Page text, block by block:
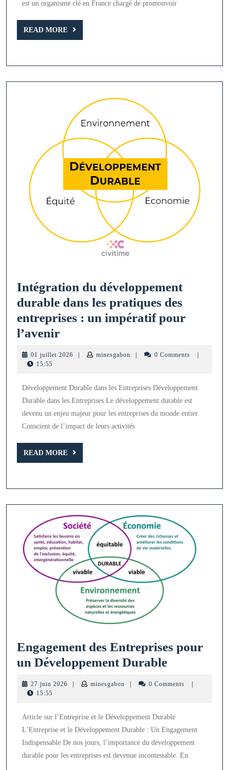
la
transition
en
France
est un organisme clé en France chargé de promouvoir
READ MORE
READ
MORE
Intégration du développement
durable dans les pratiques des
entreprises : un impératif pour
l’avenirIntégration
dans
les
pratiques
des
entreprises
un
impératif
pour
l’avenir
01 juillet 2026 01
minesgabon minesgabon0 Comments
15:55
Développement Durable dans les Entreprises Développement
Durable dans les Entreprises Le développement durable est
devenu un enjeu majeur pour les entreprises du monde entier.
Conscient de l’impact de leurs activités
READ MORE
READ
MORE
Engagement des Entreprises pour
un Développement Durable
un
Durable
27 juin 2026 27| minesgabon minesgabon
| 0 Comments
|
15:55
Article sur l’Entreprise et le Développement Durable
L’Entreprise et le Développement Durable : Un Engagement
Indispensable De nos jours, l’importance du développement
durable pour les entreprises est devenue incontestable. En